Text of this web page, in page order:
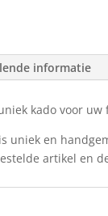
informatie
kado voor
uniek en
artikel en